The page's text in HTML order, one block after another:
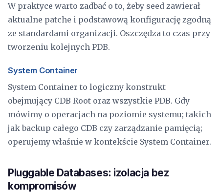
W praktyce warto zadbać o to, żeby seed zawierał
aktualne patche i podstawową konfigurację zgodną
ze standardami organizacji. Oszczędza to czas przy
tworzeniu kolejnych PDB.
System Container
System Container to logiczny konstrukt
obejmujący CDB Root oraz wszystkie PDB. Gdy
mówimy o operacjach na poziomie systemu; takich
jak backup całego CDB czy zarządzanie pamięcią;
operujemy właśnie w kontekście System Container.
Pluggable Databases: izolacja bez
kompromisów